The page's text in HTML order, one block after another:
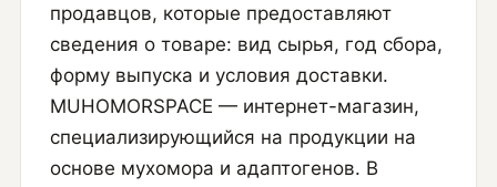
продавцов, которые предоставляют
сведения о товаре: вид сырья, год сбора,
форму выпуска и условия доставки.
MUHOMORSPACE — интернет-магазин,
специализирующийся на продукции на
основе мухомора и адаптогенов. В